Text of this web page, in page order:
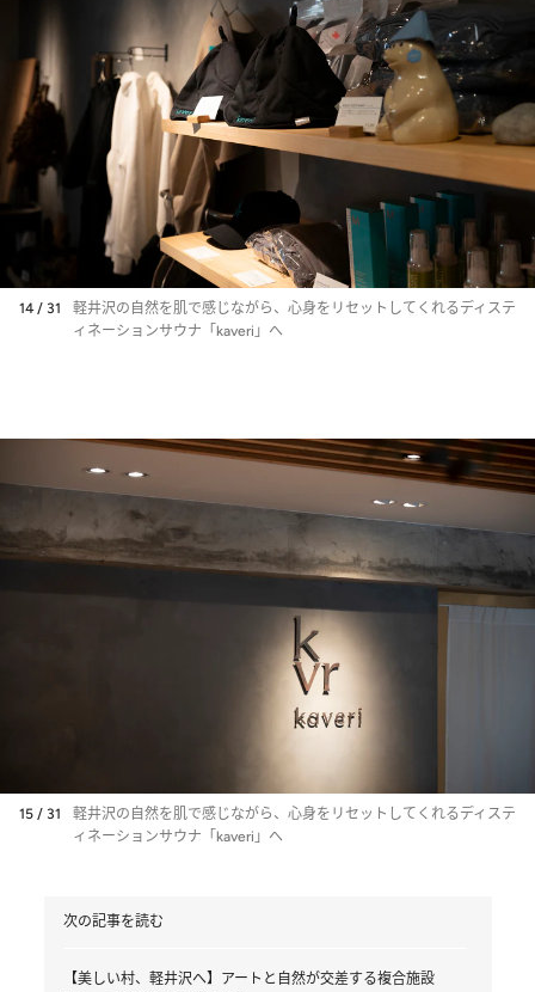
14 / 31
軽井沢の自然を肌で感じながら、心身をリセットしてくれるディステ
ィネーションサウナ「kaveri」へ
15 / 31
軽井沢の自然を肌で感じながら、心身をリセットしてくれるディステ
ィネーションサウナ「kaveri」へ
次の記事を読む
【美しい村、軽井沢へ】アートと自然が交差する複合施設